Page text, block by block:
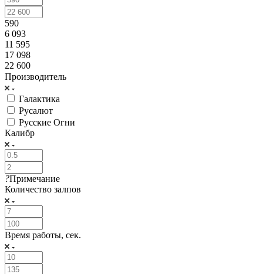
590
6 093
11 595
17 098
22 600
Производитель
Галактика
Русалют
Русские Огни
Калибр
?Примечание
Количество залпов
Время работы, сек.